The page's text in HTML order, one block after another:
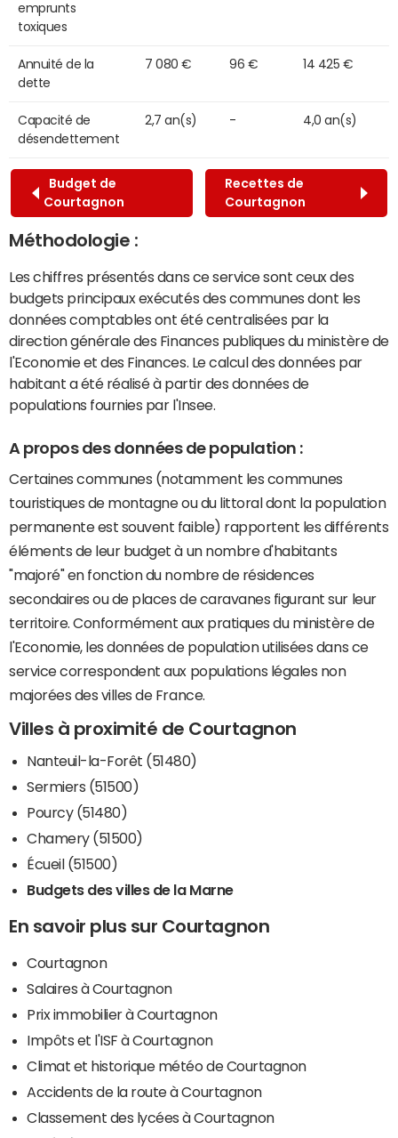
emprunts
toxiques
Annuité de la
dette
7 080 € 96 € 14 425 €
Capacité de
désendettement
2,7 an(s) - 4,0 an(s)
Budget de
Courtagnon
Recettes de
Courtagnon
Méthodologie :
Les chiffres présentés dans ce service sont ceux des
budgets principaux exécutés des communes dont les
données comptables ont été centralisées par la
direction générale des Finances publiques du ministère de
l'Economie et des Finances. Le calcul des données par
habitant a été réalisé à partir des données de
populations fournies par l'Insee.
A propos des données de population :
Certaines communes (notamment les communes
touristiques de montagne ou du littoral dont la population
permanente est souvent faible) rapportent les différents
éléments de leur budget à un nombre d'habitants
"majoré" en fonction du nombre de résidences
secondaires ou de places de caravanes figurant sur leur
territoire. Conformément aux pratiques du ministère de
l'Economie, les données de population utilisées dans ce
service correspondent aux populations légales non
majorées des villes de France.
Villes à proximité de Courtagnon
Nanteuil-la-Forêt (51480)
Sermiers (51500)
Pourcy (51480)
Chamery (51500)
Écueil (51500)
Budgets des villes de la Marne
En savoir plus sur Courtagnon
Courtagnon
Salaires à Courtagnon
Prix immobilier à Courtagnon
Impôts et l'ISF à Courtagnon
Climat et historique météo de Courtagnon
Accidents de la route à Courtagnon
Classement des lycées à Courtagnon